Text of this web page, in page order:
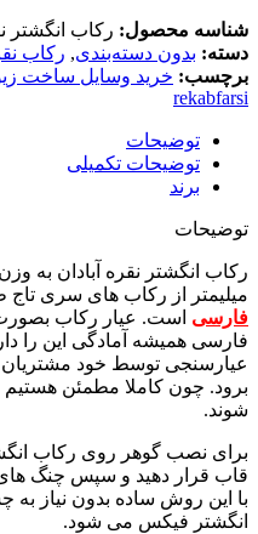
شناسه محصول: رکاب انگشتر
دسته: بدون دسته‌بندی, رکاب
برچسب: خرید وسایل ساخت
rekabfarsi
توضیحات
توضیحات تکمیلی
برند
توضیحات
میلیمتر از رکاب های سری تاج
فارسی
فارسی همیشه آمادگی این را
عیارسنجی توسط خود مشتریان
برود. چون کاملا مطمئن
شوند.
برای نصب گوهر روی رکاب
قاب قرار دهید و سپس چنگ
با این روش ساده بدون نیاز
انگشتر فیکس می شود.